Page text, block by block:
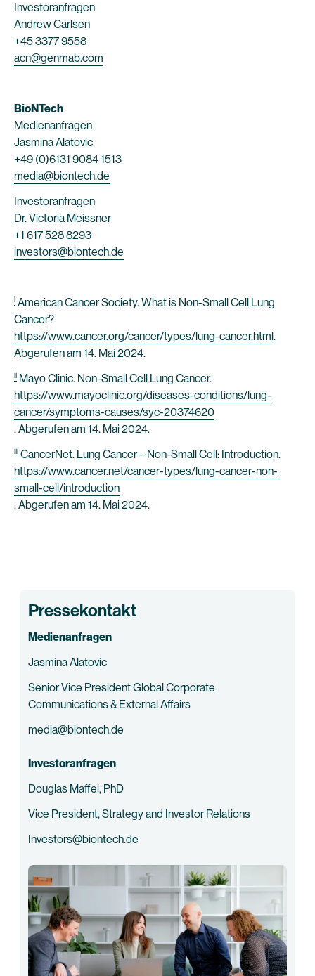
Investoranfragen
Andrew Carlsen
+45 3377 9558
acn@genmab.com
BioNTech
Medienanfragen
Jasmina Alatovic
+49 (0)6131 9084 1513
media@biontech.de
Investoranfragen
Dr. Victoria Meissner
+1 617 528 8293
investors@biontech.de
i American Cancer Society. What is Non-Small Cell Lung
Cancer?
https://www.cancer.org/cancer/types/lung-cancer.html.
Abgerufen am 14. Mai 2024.
ii Mayo Clinic. Non-Small Cell Lung Cancer.
https://www.mayoclinic.org/diseases-conditions/lung-
cancer/symptoms-causes/syc-20374620
. Abgerufen am 14. Mai 2024.
iii CancerNet. Lung Cancer – Non-Small Cell: Introduction.
https://www.cancer.net/cancer-types/lung-cancer-non-
small-cell/introduction
. Abgerufen am 14. Mai 2024.
Pressekontakt
Medienanfragen
Jasmina Alatovic
Senior Vice President Global Corporate
Communications & External Affairs
media@biontech.de
Investoranfragen
Douglas Maffei, PhD
Vice President, Strategy and Investor Relations
Investors@biontech.de